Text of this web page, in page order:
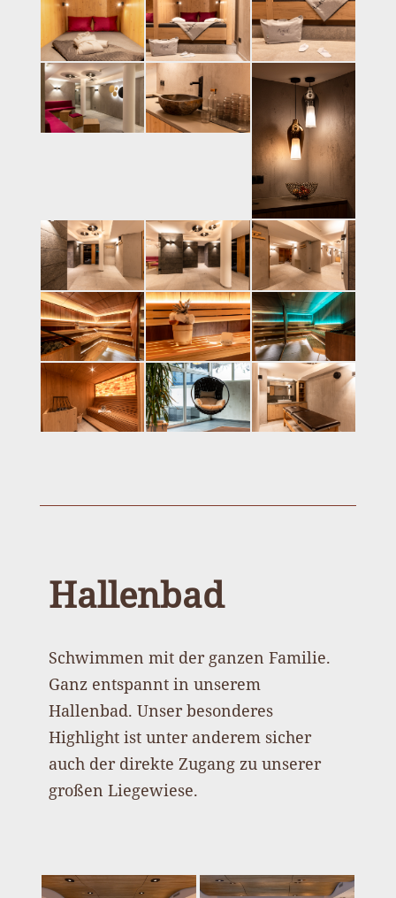
Hallenbad
Schwimmen mit der ganzen Familie.
Ganz entspannt in unserem
Hallenbad. Unser besonderes
Highlight ist unter anderem sicher
auch der direkte Zugang zu unserer
großen Liegewiese.